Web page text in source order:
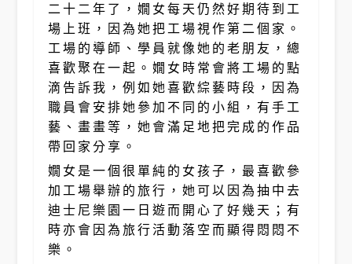
二十二年了，嫺女每天仍然好期待到工
場上班，因為她把工場視作第二個家。
工場的導師、學員就像她的老朋友，總
喜歡聚在一起。嫺女時常會將工場的點
滴告訴我，例如她喜歡綜藝時段，因為
職員會安排她參加不同的小組，有手工
藝、畫畫等，她會滿足地把完成的作品
帶回家分享。
嫺女是一個很單純的女孩子，最喜歡參
加工場舉辦的旅行，她可以因為抽中去
迪士尼樂園一日遊而開心了好幾天；有
時亦會因為旅行活動落空而顯得悶悶不
樂。